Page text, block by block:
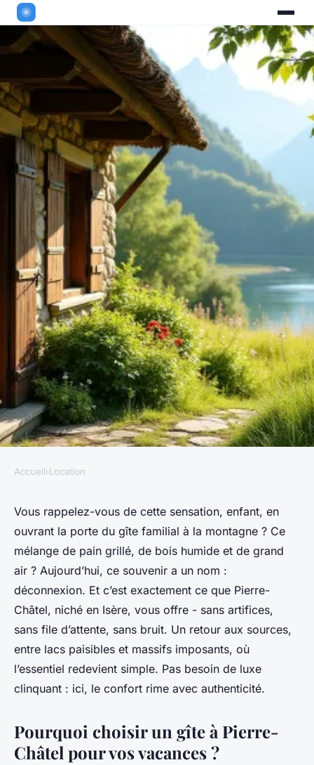
Gîte à Pierre-Châtel : des
vacances authentiques au
cœur des Alpes
Callista•06/03/2026 11:01•11 min de lecture
Accueil›Location
Vous rappelez-vous de cette sensation, enfant, en
ouvrant la porte du gîte familial à la montagne ? Ce
mélange de pain grillé, de bois humide et de grand
air ? Aujourd’hui, ce souvenir a un nom :
déconnexion. Et c’est exactement ce que Pierre-
Châtel, niché en Isère, vous offre - sans artifices,
sans file d’attente, sans bruit. Un retour aux sources,
entre lacs paisibles et massifs imposants, où
l’essentiel redevient simple. Pas besoin de luxe
clinquant : ici, le confort rime avec authenticité.
Pourquoi choisir un gîte à Pierre-
Châtel pour vos vacances ?